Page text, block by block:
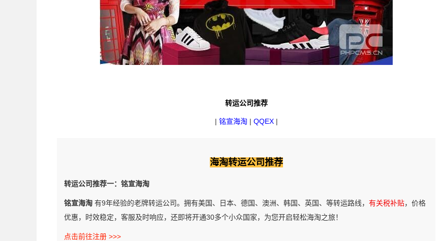
转运公司推荐
| 铭宣海淘 | QQEX |
海淘转运公司推荐
转运公司推荐一：铭宣海淘
铭宣海淘 有9年经验的老牌转运公司。拥有美国、日本、德国、澳洲、韩国、英国、等转运路线， 有关税补贴，价格
优惠，时效稳定，客服及时响应，还即将开通30多个小众国家，为您开启轻松海淘之旅！
点击前往注册 >>>